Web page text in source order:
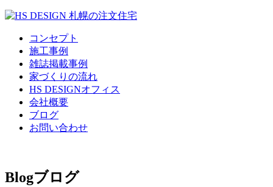
コンセプト
施工事例
雑誌掲載事例
家づくりの流れ
HS DESIGNオフィス
会社概要
ブログ
お問い合わせ
Blogブログ